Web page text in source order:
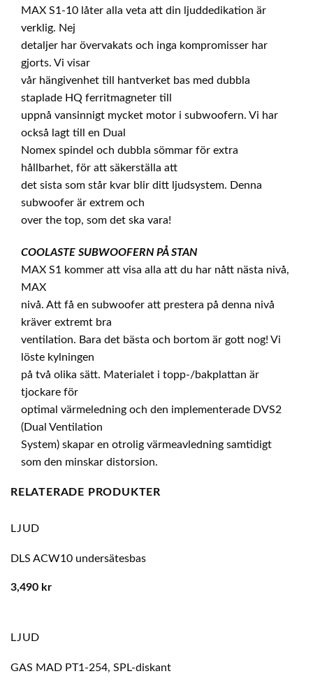
MAX S1-10 låter alla veta att din ljuddedikation är
verklig. Nej
detaljer har övervakats och inga kompromisser har
gjorts. Vi visar
vår hängivenhet till hantverket bas med dubbla
staplade HQ ferritmagneter till
uppnå vansinnigt mycket motor i subwoofern. Vi har
också lagt till en Dual
Nomex spindel och dubbla sömmar för extra
hållbarhet, för att säkerställa att
det sista som står kvar blir ditt ljudsystem. Denna
subwoofer är extrem och
over the top, som det ska vara!
COOLASTE SUBWOOFERN PÅ STAN
MAX S1 kommer att visa alla att du har nått nästa nivå,
MAX
nivå. Att få en subwoofer att prestera på denna nivå
kräver extremt bra
ventilation. Bara det bästa och bortom är gott nog! Vi
löste kylningen
på två olika sätt. Materialet i topp-/bakplattan är
tjockare för
optimal värmeledning och den implementerade DVS2
(Dual Ventilation
System) skapar en otrolig värmeavledning samtidigt
som den minskar distorsion.
RELATERADE PRODUKTER
LJUD
DLS ACW10 undersätesbas
3,490 kr
LJUD
GAS MAD PT1-254, SPL-diskant